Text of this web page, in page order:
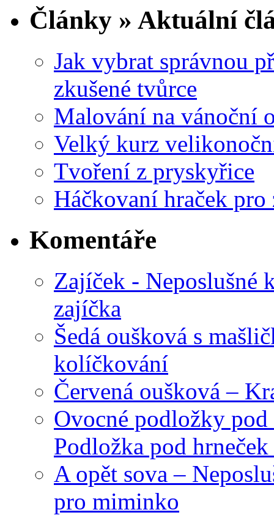
Články » Aktuální
Jak vybrat správnou
zkušené tvůrce
Malování na vánoční
Velký kurz
Tvoření z pryskyřice
Háčkovaní hraček pro
Komentáře
Zajíček - Neposlušné
zajíčka
Šedá oušková s
kolíčkování
Červená oušková –
Ovocné podložky
Podložka pod
A opět sova –
pro miminko